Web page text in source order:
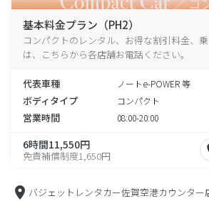
基本料金プラン（PH2）
コンパクトのレンタル、お得な割引料金、
は、こちらから各店舗お電話ください。
代表車種 ノートe-POWER 等
ボディタイプ コンパクト
営業時間 08:00-20:00
6時間11,550円
免責補償制度1,650円
バジェットレンタカー佐賀空港カウンター